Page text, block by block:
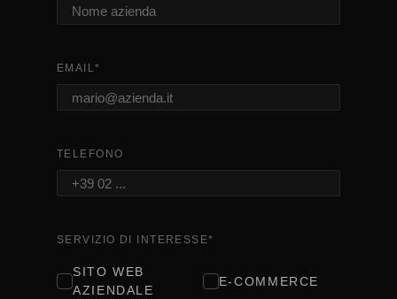
EMAIL*
TELEFONO
SERVIZIO DI INTERESSE*
SITO WEB
AZIENDALE
E-COMMERCE